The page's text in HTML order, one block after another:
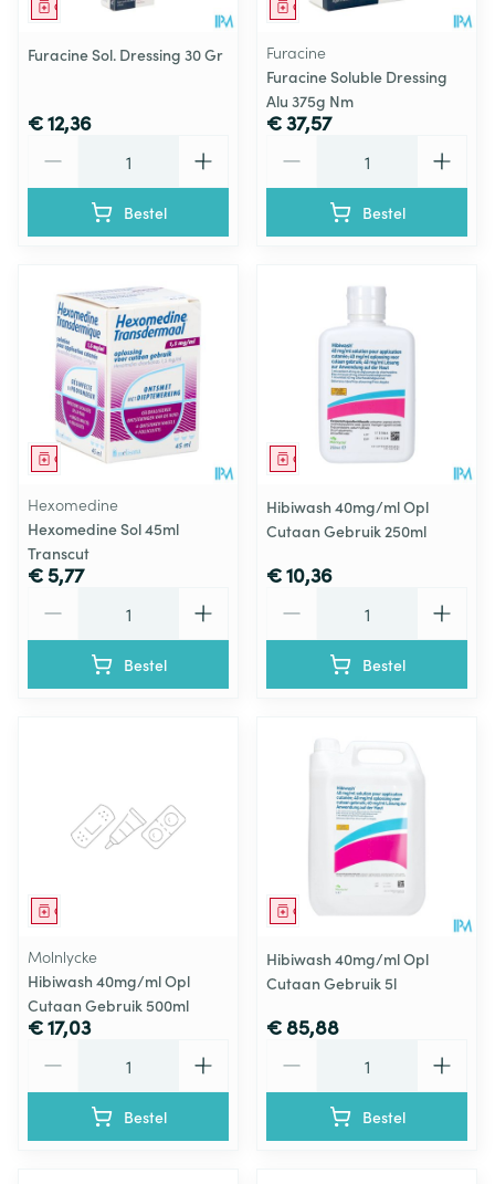
Geneesmiddel
Furacine Sol. Dressing 30 Gr
€ 12,36
Bestel
Geneesmiddel
Furacine
Furacine Soluble Dressing
Alu 375g Nm
€ 37,57
Bestel
Geneesmiddel
Hexomedine
Hexomedine Sol 45ml
Transcut
€ 5,77
Bestel
Geneesmiddel
Hibiwash 40mg/ml Opl
Cutaan Gebruik 250ml
€ 10,36
Bestel
Geneesmiddel
Molnlycke
Hibiwash 40mg/ml Opl
Cutaan Gebruik 500ml
€ 17,03
Bestel
Geneesmiddel
Hibiwash 40mg/ml Opl
Cutaan Gebruik 5l
€ 85,88
Bestel